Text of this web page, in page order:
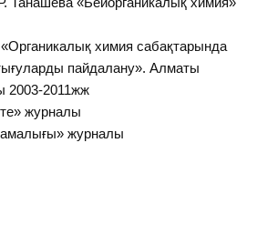
химия сабақтарында
пайдалану». Алматы
2003-2011жж
журналы
журналы